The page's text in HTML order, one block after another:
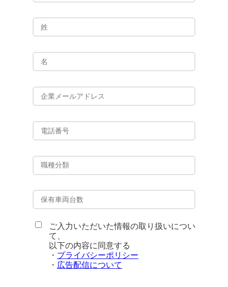
ご入力いただいた情報の取り扱いについ
て、
以下の内容に同意する
・ プライバシーポリシー
・ 広告配信について